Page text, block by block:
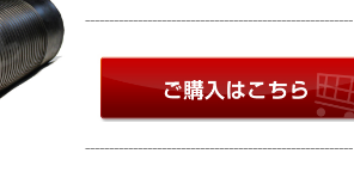
⁻⁻⁻⁻⁻⁻⁻⁻⁻⁻⁻⁻⁻⁻⁻⁻⁻⁻⁻⁻⁻⁻⁻⁻⁻⁻⁻⁻⁻⁻⁻⁻⁻⁻⁻⁻⁻⁻⁻⁻⁻⁻⁻⁻⁻⁻⁻⁻⁻⁻⁻⁻⁻⁻⁻⁻
⁻⁻⁻⁻⁻⁻⁻⁻⁻⁻⁻⁻⁻⁻⁻⁻⁻⁻⁻⁻⁻⁻⁻⁻⁻⁻⁻⁻⁻⁻⁻⁻⁻⁻⁻⁻⁻⁻⁻⁻⁻⁻⁻⁻⁻⁻⁻⁻⁻⁻⁻⁻⁻⁻⁻⁻